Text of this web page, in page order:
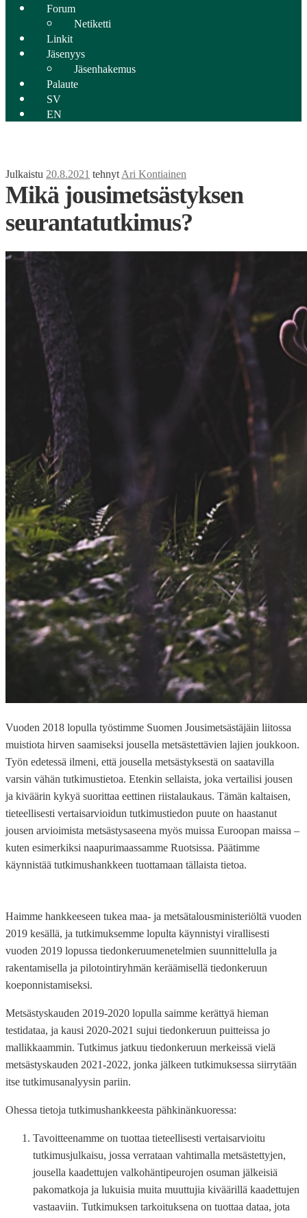
Forum
Netiketti
Linkit
Jäsenyys
Jäsenhakemus
Palaute
SV
EN
Julkaistu 20.8.2021 tehnyt Ari Kontiainen
Mikä jousimetsästyksen
seurantatutkimus?
Vuoden 2018 lopulla työstimme Suomen Jousimetsästäjäin liitossa
muistiota hirven saamiseksi jousella metsästettävien lajien joukkoon.
Työn edetessä ilmeni, että jousella metsästyksestä on saatavilla
varsin vähän tutkimustietoa. Etenkin sellaista, joka vertailisi jousen
ja kiväärin kykyä suorittaa eettinen riistalaukaus. Tämän kaltaisen,
tieteellisesti vertaisarvioidun tutkimustiedon puute on haastanut
jousen arvioimista metsästysaseena myös muissa Euroopan maissa –
kuten esimerkiksi naapurimaassamme Ruotsissa. Päätimme
käynnistää tutkimushankkeen tuottamaan tällaista tietoa.
Haimme hankkeeseen tukea maa- ja metsätalousministeriöltä vuoden
2019 kesällä, ja tutkimuksemme lopulta käynnistyi virallisesti
vuoden 2019 lopussa tiedonkeruumenetelmien suunnittelulla ja
rakentamisella ja pilotointiryhmän keräämisellä tiedonkeruun
koeponnistamiseksi.
Metsästyskauden 2019-2020 lopulla saimme kerättyä hieman
testidataa, ja kausi 2020-2021 sujui tiedonkeruun puitteissa jo
mallikkaammin. Tutkimus jatkuu tiedonkeruun merkeissä vielä
metsästyskauden 2021-2022, jonka jälkeen tutkimuksessa siirrytään
itse tutkimusanalyysin pariin.
Ohessa tietoja tutkimushankkeesta pähkinänkuoressa:
Tavoitteenamme on tuottaa tieteellisesti vertaisarvioitu
tutkimusjulkaisu, jossa verrataan vahtimalla metsästettyjen,
jousella kaadettujen valkohäntipeurojen osuman jälkeisiä
pakomatkoja ja lukuisia muita muuttujia kiväärillä kaadettujen
vastaaviin. Tutkimuksen tarkoituksena on tuottaa dataa, jota